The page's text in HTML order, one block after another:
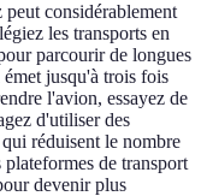
considérablement
les transports en
parcourir de longues
jusqu'à trois fois
l'avion, essayez de
d'utiliser des
réduisent le nombre
de transport
devenir plus